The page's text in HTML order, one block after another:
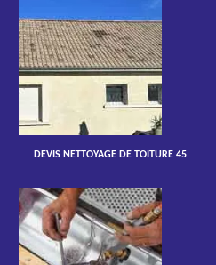
DEVIS NETTOYAGE DE TOITURE 45